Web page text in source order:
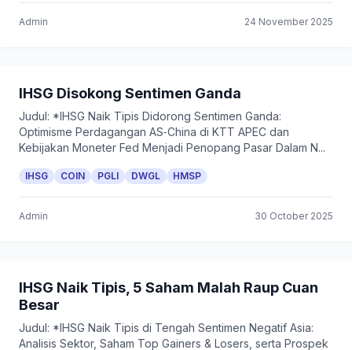
Admin 24 November 2025
IHSG Disokong Sentimen Ganda
Judul: *IHSG Naik Tipis Didorong Sentimen Ganda:
Optimisme Perdagangan AS‑China di KTT APEC dan
Kebijakan Moneter Fed Menjadi Penopang Pasar Dalam N...
IHSG COIN PGLI DWGL HMSP
Admin 30 October 2025
IHSG Naik Tipis, 5 Saham Malah Raup Cuan
Besar
Judul: *IHSG Naik Tipis di Tengah Sentimen Negatif Asia:
Analisis Sektor, Saham Top Gainers & Losers, serta Prospek